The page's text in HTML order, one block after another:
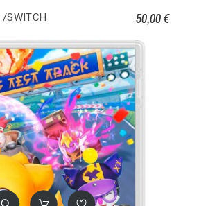
/SWITCH 50,00 €